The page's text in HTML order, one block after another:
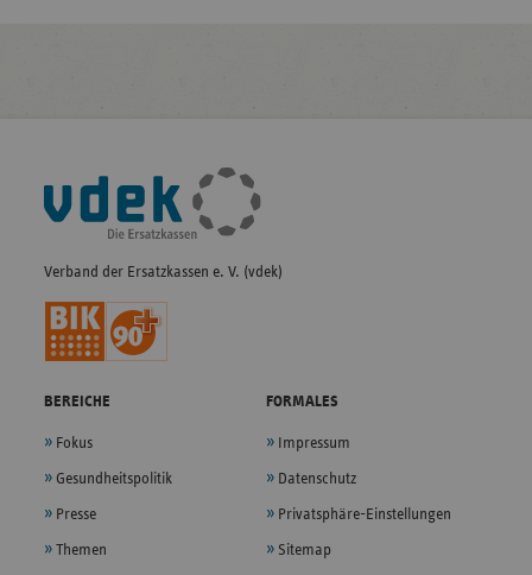
Fußleisten-
Navigation
Verband der Ersatzkassen e. V. (vdek)
BEREICHE
Fokus
Gesundheitspolitik
Presse
Themen
FORMALES
Impressum
Datenschutz
Privatsphäre-Einstellungen
Sitemap